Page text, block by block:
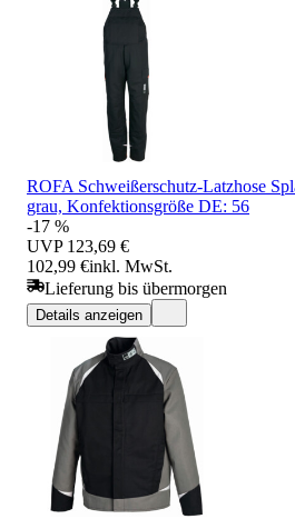
ROFA Schweißerschutz-Latzhose
grau, Konfektionsgröße DE: 56
-17 %
UVP 123,69 €
102,99 €inkl. MwSt.
Lieferung bis übermorgen
Details anzeigen